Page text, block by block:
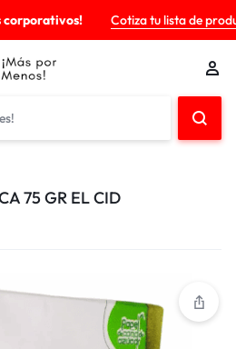
corporativos! Cotiza tu lista de
75 GR EL CID